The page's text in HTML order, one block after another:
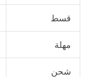
قسط
مهلة
شحن